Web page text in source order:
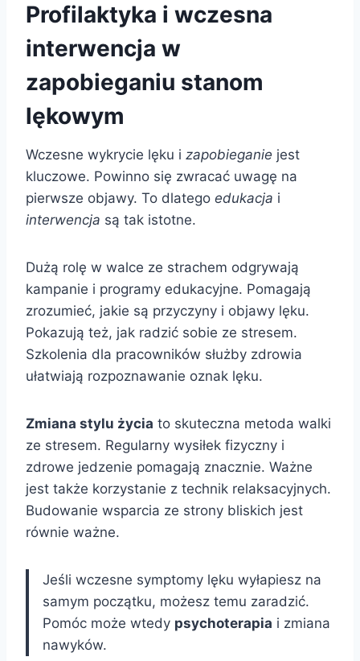
Profilaktyka i wczesna
interwencja w
zapobieganiu stanom
lękowym
Wczesne wykrycie lęku i zapobieganie jest
kluczowe. Powinno się zwracać uwagę na
pierwsze objawy. To dlatego edukacja i
interwencja są tak istotne.
Dużą rolę w walce ze strachem odgrywają
kampanie i programy edukacyjne. Pomagają
zrozumieć, jakie są przyczyny i objawy lęku.
Pokazują też, jak radzić sobie ze stresem.
Szkolenia dla pracowników służby zdrowia
ułatwiają rozpoznawanie oznak lęku.
Zmiana stylu życia to skuteczna metoda walki
ze stresem. Regularny wysiłek fizyczny i
zdrowe jedzenie pomagają znacznie. Ważne
jest także korzystanie z technik relaksacyjnych.
Budowanie wsparcia ze strony bliskich jest
równie ważne.
Jeśli wczesne symptomy lęku wyłapiesz na
samym początku, możesz temu zaradzić.
Pomóc może wtedy psychoterapia i zmiana
nawyków.